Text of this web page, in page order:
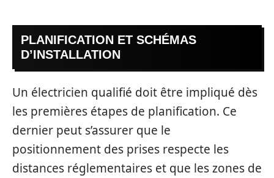
PLANIFICATION ET SCHÉMAS
D’INSTALLATION
Un électricien qualifié doit être impliqué dès
les premières étapes de planification. Ce
dernier peut s’assurer que le
positionnement des prises respecte les
distances réglementaires et que les zones de